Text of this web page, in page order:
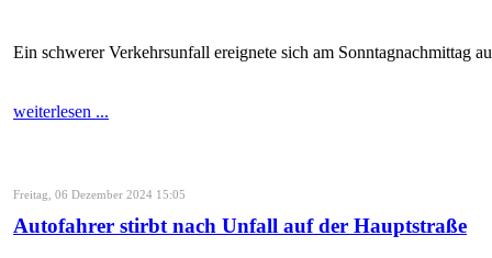
Ein schwerer Verkehrsunfall ereignete sich am Sonntagnachmittag
weiterlesen ...
Freitag, 06 Dezember 2024 15:05
Autofahrer stirbt nach Unfall auf der Hauptstraße